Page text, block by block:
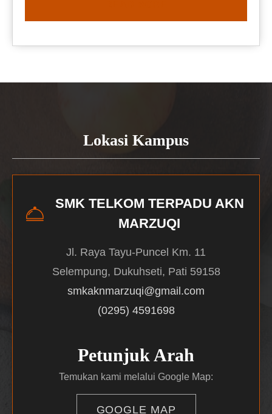
Lokasi Kampus
SMK TELKOM TERPADU AKN
MARZUQI
Jl. Raya Tayu-Puncel Km. 11
Selempung, Dukuhseti, Pati 59158
smkaknmarzuqi@gmail.com
(0295) 4591698
Petunjuk Arah
Temukan kami melalui Google Map:
GOOGLE MAP